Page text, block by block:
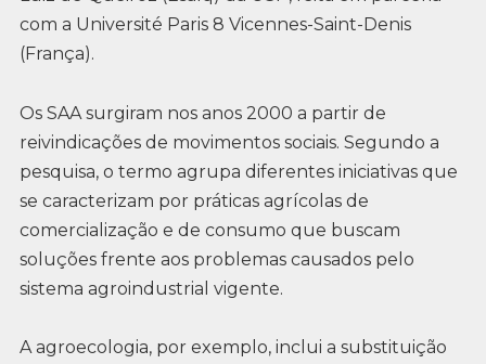
com a Université Paris 8 Vicennes-Saint-Denis
(França).
Os SAA surgiram nos anos 2000 a partir de
reivindicações de movimentos sociais. Segundo a
pesquisa, o termo agrupa diferentes iniciativas que
se caracterizam por práticas agrícolas de
comercialização e de consumo que buscam
soluções frente aos problemas causados pelo
sistema agroindustrial vigente.
A agroecologia, por exemplo, inclui a substituição